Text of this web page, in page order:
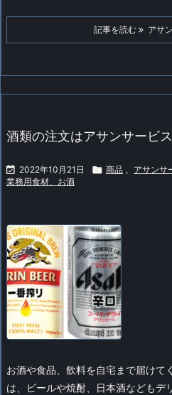
記事を読む アサ
酒類の注文はアサンサービ
 2022年10月21日  商品 , アサンサ
業務用食材、お酒
お酒や食品、飲料を自宅まで届けて
は、ビールや焼酎、日本酒などもデ